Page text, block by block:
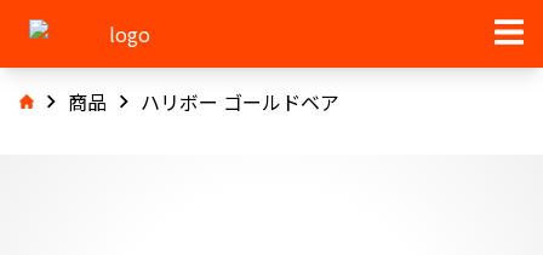
商品 ハリボー ゴールドベア